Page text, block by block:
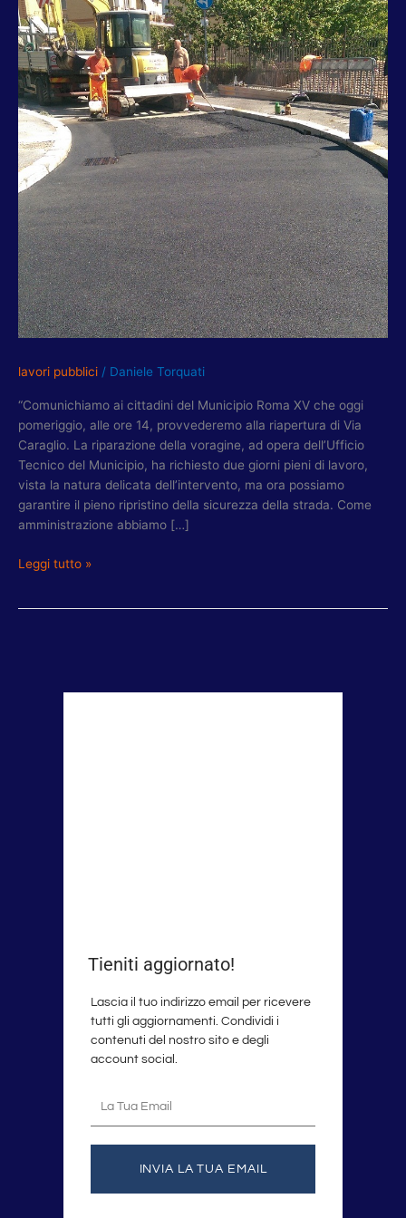
lavori pubblici / Daniele Torquati
“Comunichiamo ai cittadini del Municipio Roma XV che oggi
pomeriggio, alle ore 14, provvederemo alla riapertura di Via
Caraglio. La riparazione della voragine, ad opera dell’Ufficio
Tecnico del Municipio, ha richiesto due giorni pieni di lavoro,
vista la natura delicata dell’intervento, ma ora possiamo
garantire il pieno ripristino della sicurezza della strada. Come
amministrazione abbiamo […]
14
RIAPRE
VIA
CARAGLIO
Leggi tutto »
Tieniti aggiornato!
Lascia il tuo indirizzo email per ricevere
tutti gli aggiornamenti. Condividi i
contenuti del nostro sito e degli
account social.
INVIA LA TUA EMAIL